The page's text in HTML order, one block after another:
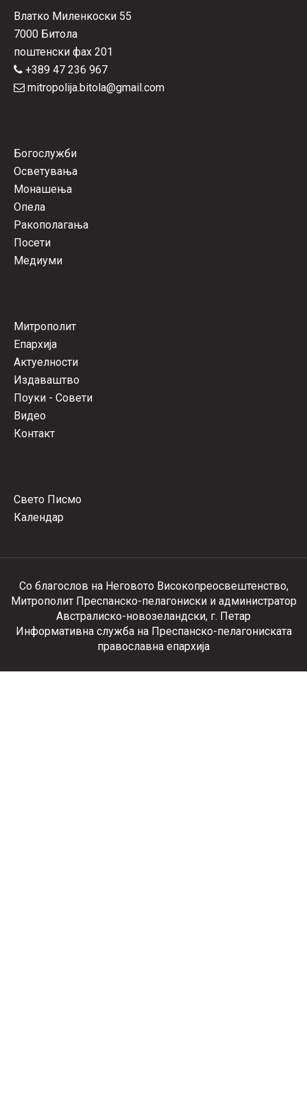
Влатко Миленкоски 55
7000 Битола
поштенски фах 201
+389 47 236 967
mitropolija.bitola@gmail.com
Богослужби
Осветувања
Монашења
Опела
Ракополагања
Посети
Медиуми
Митрополит
Епархија
Актуелности
Издаваштво
Поуки - Совети
Видео
Контакт
Свето Писмо
Календар
Со благослов на Неговото Високопреосвештенство,
Митрополит Преспанско-пелагониски и администратор
Австралиско-новозеландски, г. Петар
Информативна служба на Преспанско-пелагониската
православна епархија